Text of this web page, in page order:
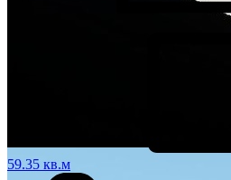
59.35 кв.м